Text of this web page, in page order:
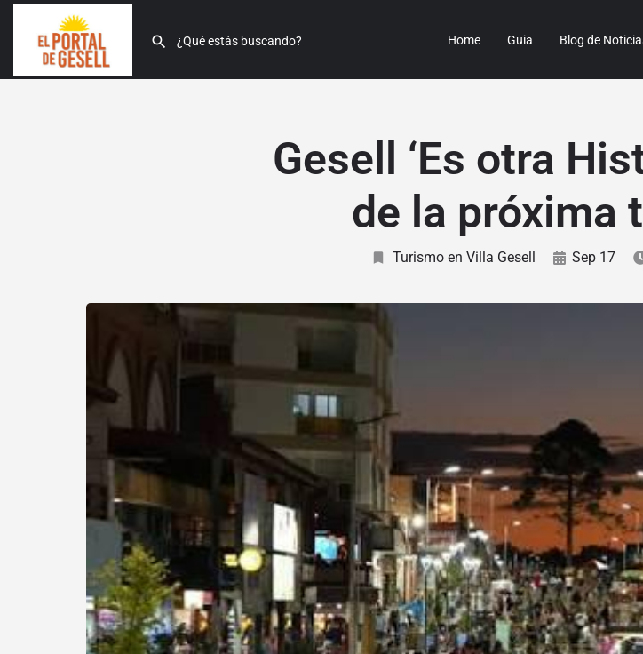
Home Guia Blog de
Gesell ‘Es otra
de la próxima
Turismo en Villa Gesell Sep 17